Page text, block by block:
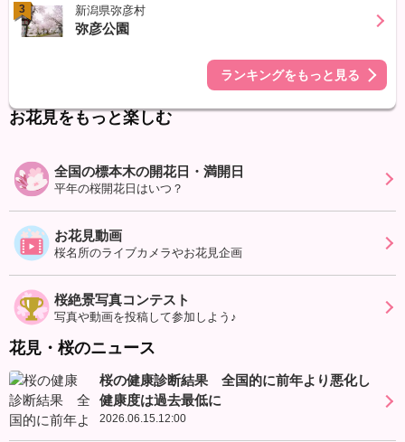
3 新潟県弥彦村
弥彦公園
ランキングをもっと見る
お花見をもっと楽しむ
全国の標本木の開花日・満開日
平年の桜開花日はいつ？
お花見動画
桜名所のライブカメラやお花見企画
桜絶景写真コンテスト
写真や動画を投稿して参加しよう♪
花見・桜のニュース
桜の健康診断結果 全国的に前年より悪化し
健康度は過去最低に
2026.06.15.12:00